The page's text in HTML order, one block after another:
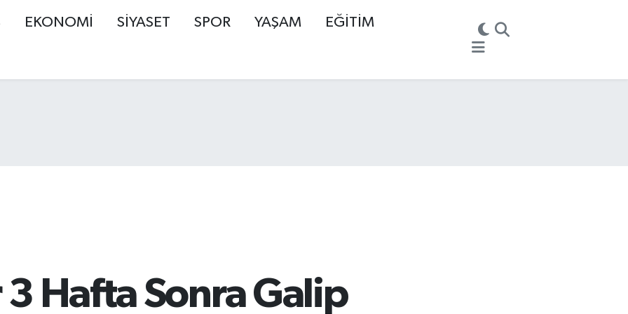
EKONOMİ SİYASET SPOR YAŞAM EĞİTİM
Hafta Sonra Galip